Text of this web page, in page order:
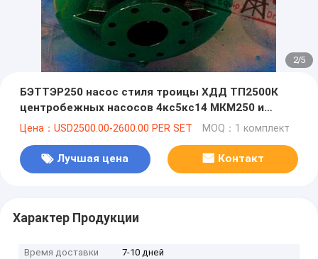
2/5
БЭТТЭР250 насос стиля троицы ХДД ТП2500К
центробежных насосов 4кс5кс14 МКМ250 и
русский частей нагнетают
Цена：USD2500.00-2600.00 PER SET MOQ：1 комплект
Лучшая цена Контакт
Характер Продукции
Время доставки
7-10 дней